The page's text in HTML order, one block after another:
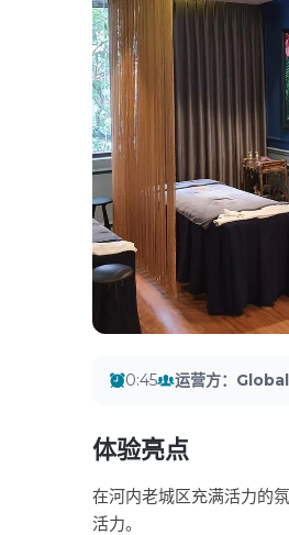
0:45 运营方：
体验亮点
在河内老城区充满活力的
活力。